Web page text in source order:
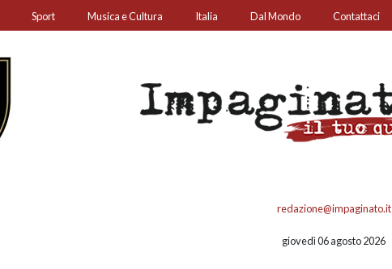
Sport Musica e Cultura Italia Dal Mondo Contattaci
redazione@impaginato.it
giovedì 06 agosto 2026